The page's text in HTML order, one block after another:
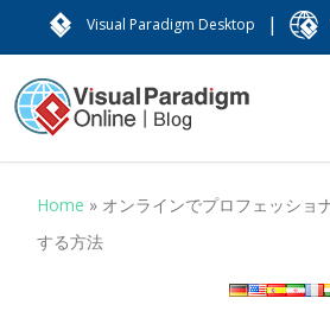
Visual Paradigm Desktop |
Home » オンラインでプロフェッショ
する方法